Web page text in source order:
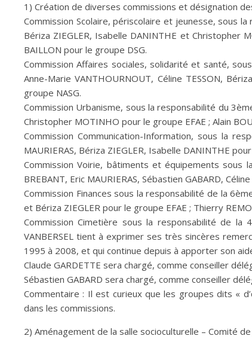
1) Création de diverses commissions et désignation
Commission Scolaire, périscolaire et jeunesse, sous la
Bériza ZIEGLER, Isabelle DANINTHE et Christopher
BAILLON pour le groupe DSG.
Commission Affaires sociales, solidarité et santé,
Anne-Marie VANTHOURNOUT, Céline TESSON,
groupe NASG.
Commission Urbanisme, sous la responsabilité du
Christopher MOTINHO pour le groupe EFAE ; Alain
Commission Communication-Information, sous la
MAURIERAS, Bériza ZIEGLER, Isabelle DANINTHE
Commission Voirie, bâtiments et équipements sous
BREBANT, Eric MAURIERAS, Sébastien GABARD,
Commission Finances sous la responsabilité de la
et Bériza ZIEGLER pour le groupe EFAE ; Thierry
Commission Cimetière sous la responsabilité de la
VANBERSEL tient à exprimer ses très sincères
1995 à 2008, et qui continue depuis à apporter son
Claude GARDETTE sera chargé, comme conseiller
Sébastien GABARD sera chargé, comme conseiller
Commentaire : Il est curieux que les groupes dits «
dans les commissions.
2) Aménagement de la salle socioculturelle – Comité